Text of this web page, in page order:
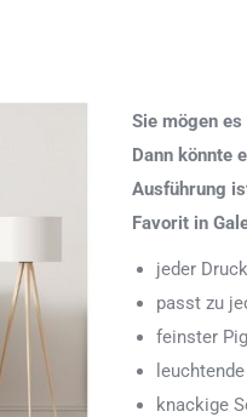
Sie mögen
Dann könnte
Ausführung
Favorit in
jeder
passt zu
feinster
knackige